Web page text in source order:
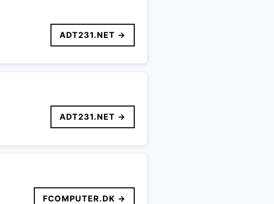
ADT231.NET →
ADT231.NET →
FCOMPUTER.DK →